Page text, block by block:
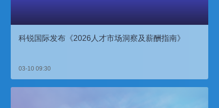
科锐国际发布《2026人才市场洞察及薪酬指南》
03-10 09:30